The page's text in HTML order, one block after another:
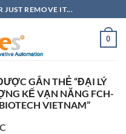
JUST REMOVE IT...
0
GẮN THẺ “ĐẠI LÝ
KẾ VẠN NĂNG FCH-
VIETNAM”